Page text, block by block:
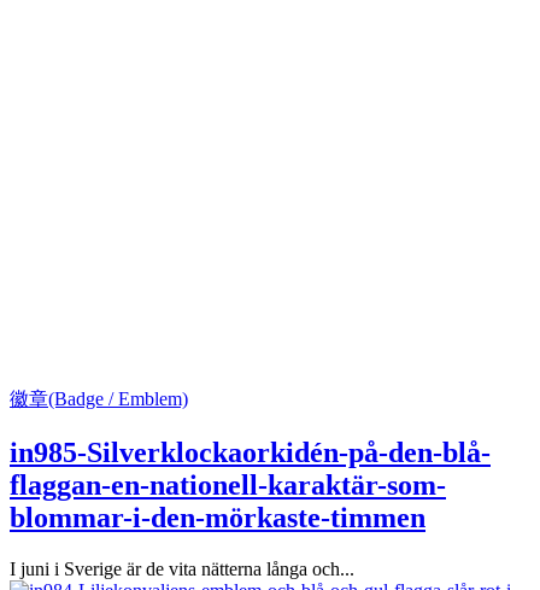
徽章(Badge / Emblem)
in985-Silverklockaorkidén-på-den-blå-
flaggan-en-nationell-karaktär-som-
blommar-i-den-mörkaste-timmen
I juni i Sverige är de vita nätterna långa och...